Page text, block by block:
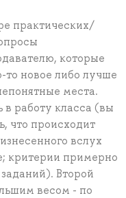
практических/
которые
то новое либо лучше
места.
в работу класса (вы
что происходит
вслух
критерии примерно
Второй
весом - по